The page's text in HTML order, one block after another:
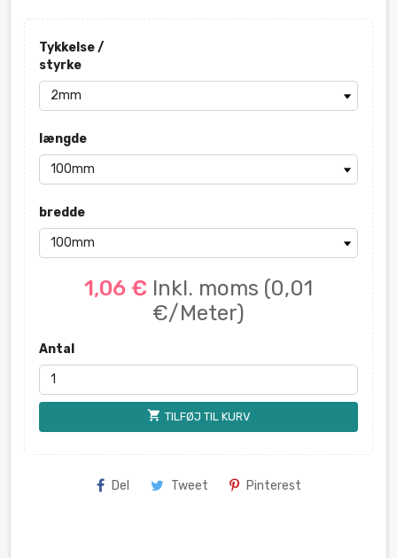
Tykkelse /
styrke
længde
bredde
1,06 € Inkl. moms (0,01
€/Meter)
Antal
shopping_cart TILFØJ TIL KURV
Del Tweet Pinterest